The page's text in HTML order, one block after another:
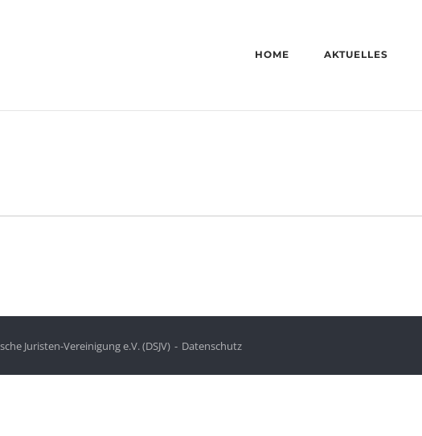
HOME AKTUELLES
Juristen-Vereinigung e.V. (DSJV) Datenschutz